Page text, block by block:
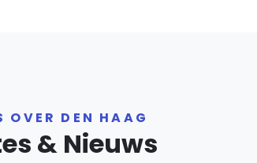
OVER DEN HAAG
& Nieuws